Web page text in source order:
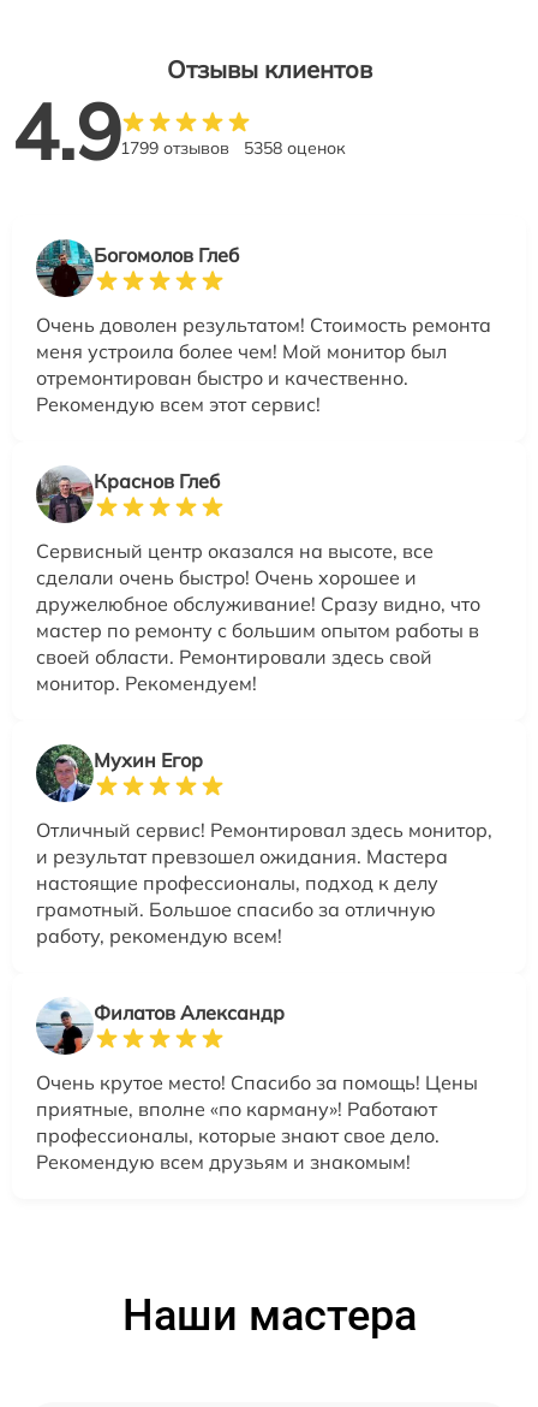
Отзывы клиентов
4.91799 отзывов 5358 оценок
Богомолов Глеб
Очень доволен результатом! Стоимость ремонта
меня устроила более чем! Мой монитор был
отремонтирован быстро и качественно.
Рекомендую всем этот сервис!
Краснов Глеб
Сервисный центр оказался на высоте, все
сделали очень быстро! Очень хорошее и
дружелюбное обслуживание! Сразу видно, что
мастер по ремонту с большим опытом работы в
своей области. Ремонтировали здесь свой
монитор. Рекомендуем!
Мухин Егор
Отличный сервис! Ремонтировал здесь монитор,
и результат превзошел ожидания. Мастера
настоящие профессионалы, подход к делу
грамотный. Большое спасибо за отличную
работу, рекомендую всем!
Филатов Александр
Очень крутое место! Спасибо за помощь! Цены
приятные, вполне «по карману»! Работают
профессионалы, которые знают свое дело.
Рекомендую всем друзьям и знакомым!
Наши мастера